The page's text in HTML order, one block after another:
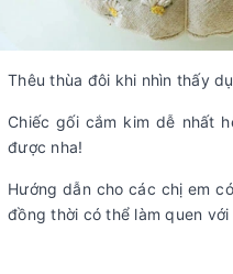
Thêu thùa đôi khi nhìn thấy
Chiếc gối cắm kim dễ nhất
được nha!
Hướng dẫn cho các chị em
đồng thời có thể làm quen